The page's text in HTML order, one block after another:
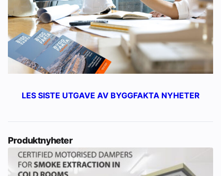
LES SISTE UTGAVE AV BYGGFAKTA NYHETER
Produktnyheter